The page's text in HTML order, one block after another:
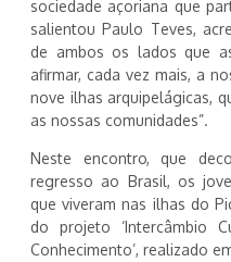
sociedade açoriana que
salientou Paulo Teves,
de ambos os lados que
afirmar, cada vez mais, a
nove ilhas arquipelágicas,
as nossas comunidades”.
Neste encontro, que
regresso ao Brasil, os
que viveram nas ilhas do
do projeto ‘Intercâmbio
Conhecimento’, realizado